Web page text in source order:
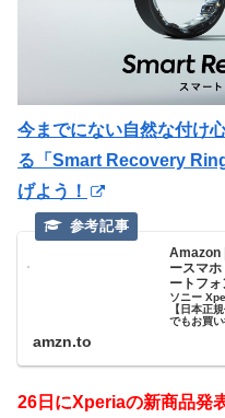
今までにない自然な付け
る「Smart Recovery
げよう！
Amazon
ースマ
ートフォ
ソニー
【日本正
でもお買
amzn.to
26日にXperiaの新商品発